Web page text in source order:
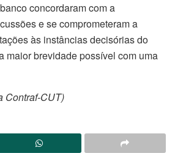
concordaram com a
e se comprometeram a
às instâncias decisórias do
maior brevidade possível com uma
Contraf-CUT)